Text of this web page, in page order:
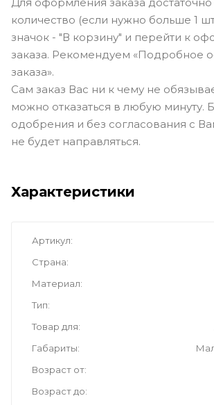
количество (если нужно больше 1
значок - "В корзину" и перейти к
заказа. Рекомендуем «Подробное
заказа».
Сам заказ Вас ни к чему не
можно отказаться в любую минуту.
одобрения и без согласования с
не будет направляться.
Характеристики
Артикул
Страна
Материал
Тип
Товар для
Габариты
Возраст от
Возраст до